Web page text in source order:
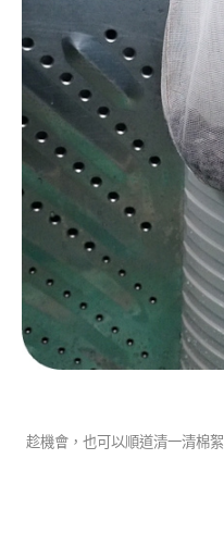
趁機會，也可以順道清一清棉